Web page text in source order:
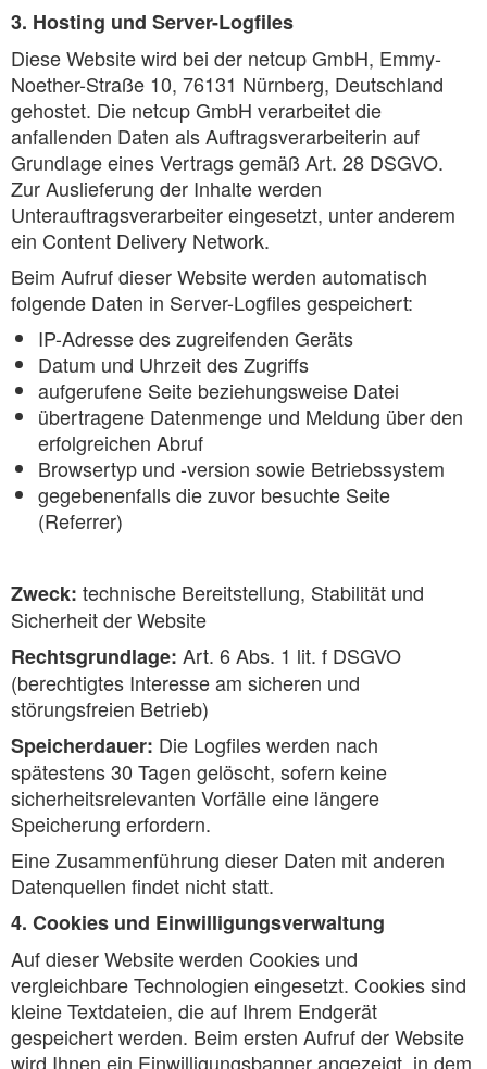
3. Hosting und Server-Logfiles
Diese Website wird bei der netcup GmbH, Emmy-
Noether-Straße 10, 76131 Nürnberg, Deutschland
gehostet. Die netcup GmbH verarbeitet die
anfallenden Daten als Auftragsverarbeiterin auf
Grundlage eines Vertrags gemäß Art. 28 DSGVO.
Zur Auslieferung der Inhalte werden
Unterauftragsverarbeiter eingesetzt, unter anderem
ein Content Delivery Network.
Beim Aufruf dieser Website werden automatisch
folgende Daten in Server-Logfiles gespeichert:
IP-Adresse des zugreifenden Geräts
Datum und Uhrzeit des Zugriffs
aufgerufene Seite beziehungsweise Datei
übertragene Datenmenge und Meldung über den
erfolgreichen Abruf
Browsertyp und -version sowie Betriebssystem
gegebenenfalls die zuvor besuchte Seite
(Referrer)
Zweck: technische Bereitstellung, Stabilität und
Sicherheit der Website
Rechtsgrundlage: Art. 6 Abs. 1 lit. f DSGVO
(berechtigtes Interesse am sicheren und
störungsfreien Betrieb)
Speicherdauer: Die Logfiles werden nach
spätestens 30 Tagen gelöscht, sofern keine
sicherheitsrelevanten Vorfälle eine längere
Speicherung erfordern.
Eine Zusammenführung dieser Daten mit anderen
Datenquellen findet nicht statt.
4. Cookies und Einwilligungsverwaltung
Auf dieser Website werden Cookies und
vergleichbare Technologien eingesetzt. Cookies sind
kleine Textdateien, die auf Ihrem Endgerät
gespeichert werden. Beim ersten Aufruf der Website
wird Ihnen ein Einwilligungsbanner angezeigt, in dem